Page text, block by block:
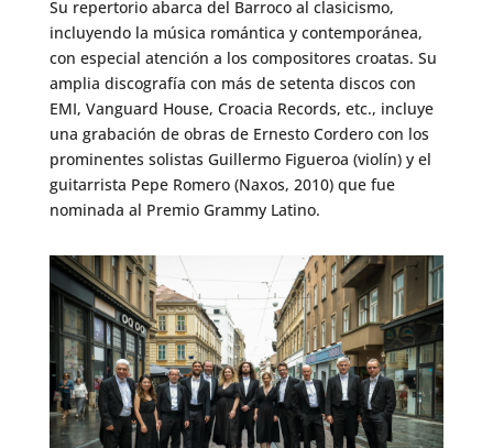
Su repertorio abarca del Barroco al clasicismo,
incluyendo la música romántica y contemporánea,
con especial atención a los compositores croatas. Su
amplia discografía con más de setenta discos con
EMI, Vanguard House, Croacia Records, etc., incluye
una grabación de obras de Ernesto Cordero con los
prominentes solistas Guillermo Figueroa (violín) y el
guitarrista Pepe Romero (Naxos, 2010) que fue
nominada al Premio Grammy Latino.